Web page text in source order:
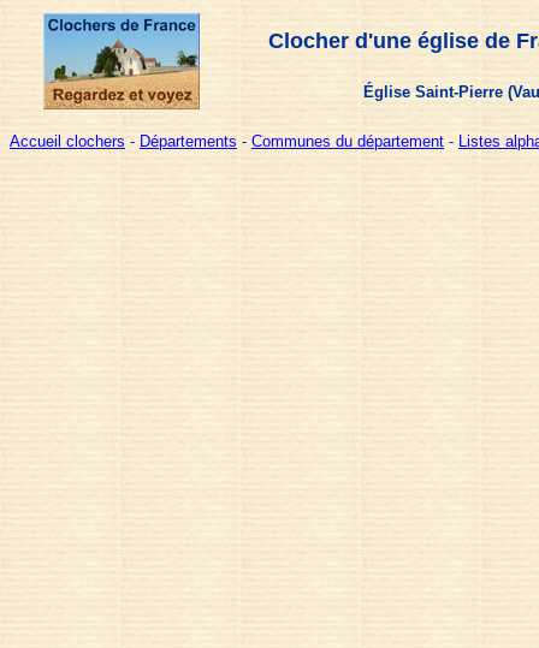
Clocher d'une église de
Église Saint-Pierre
Accueil clochers - Départements - Communes du département - Listes